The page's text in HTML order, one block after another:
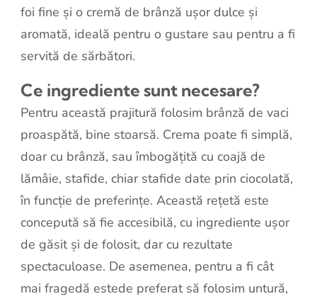
foi fine și o cremă de brânză ușor dulce și
aromată, ideală pentru o gustare sau pentru a fi
servită de sărbători.
Ce ingrediente sunt necesare?
Pentru această prajitură folosim brânză de vaci
proaspătă, bine stoarsă. Crema poate fi simplă,
doar cu brânză, sau îmbogățită cu coajă de
lămâie, stafide, chiar stafide date prin ciocolată,
în funcție de preferințe. Această rețetă este
concepută să fie accesibilă, cu ingrediente ușor
de găsit și de folosit, dar cu rezultate
spectaculoase. De asemenea, pentru a fi cât
mai fragedă estede preferat să folosim untură,